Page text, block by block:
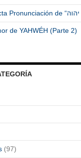
de YAHWÉH (Parte 2)
(97)